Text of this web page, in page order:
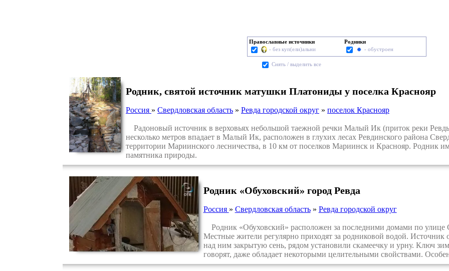
Православные источники
- без куп(ели)альни
Родники
- обустроен
Cнять / выделить все
Родник, святой источник матушки Платониды у поселка Краснояр
Россия » Свердловская область » Ревда городской округ » поселок Краснояр
Радоновый источник в верховьях небольшой таежной речки Малый Ик (приток реки
несколько метров впадает в Малый Ик, расположен в глухих лесах Ревдинского района
территории Мариинского лесничества, в 10 км от поселков Мариинск и Краснояр. Родник
памятника природы.
Родник «Обуховский» город Ревда
Россия » Свердловская область» Ревда городской округ
Родник «Обуховский» расположен за последними домами по улице
Местные жители регулярно приходят за родниковой водой. Источник
над ним закрытую сень, рядом установили скамеечку и урну. Ключ
говорят, даже обладает некоторыми целительными свойствами.